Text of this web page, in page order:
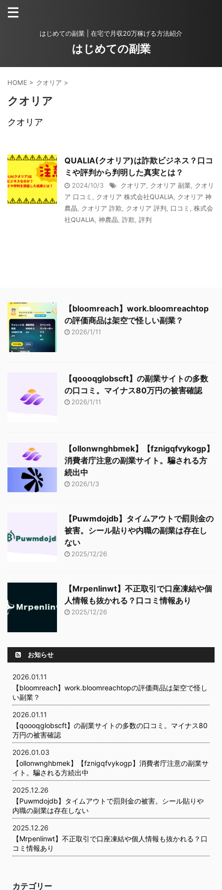
はじめての副業 | 在宅で月収20万稼げる方法紹介
はじめての副業
HOME > クオリア >
クオリア
クオリア
QUALIA(クオリア)は詐欺ビジネス？口コ
ミや評判から判明した真実とは？
2024/10/3 クオリア クオリア 副業
クオリ
ア 口コミ
クオリア 株式会社QUALIA
クオリア 神
農晶
クオリア 詐欺 クオリア 評判 口コミ
株式会
社QUALIA 神農晶 詐欺 評判
【bloomreach】work.bloomreachtop
の評価商品は架空で怪しい副業？
2026/1/11
【qoooqglobscft】の副業サイトの多数
の口コミ。マイナス80万円の被害確認
2026/1/11
【ollonwnghbmek】【fznigqfvykogp】
消費者庁注意の副業サイト。騙される方
続出中
2026/1/3
【Puwmdojdb】タイムアウトで罰則金の
被害。シール貼りや内職の副業は存在し
ない
2025/12/26
【Mrpenlinwt】不正取引で口座凍結や個
人情報も抜かれる？口コミ情報あり
2025/12/26
お知らせ
2026.01.11
【bloomreach】work.bloomreachtopの評価商品は架空で怪し
い副業？
2026.01.11
【qoooqglobscft】の副業サイトの多数の口コミ。マイナス80
万円の被害確認
2026.01.03
【ollonwnghbmek】【fznigqfvykogp】消費者庁注意の副業サ
イト。騙される方続出中
2025.12.26
【Puwmdojdb】タイムアウトで罰則金の被害。シール貼りや
内職の副業は存在しない
2025.12.26
【Mrpenlinwt】不正取引で口座凍結や個人情報も抜かれる？口
コミ情報あり
カテゴリー